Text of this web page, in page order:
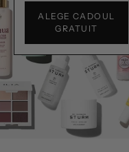
ALEGE CADOUL
GRATUIT